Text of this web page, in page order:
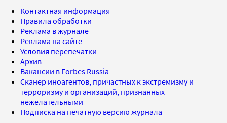
Контактная информация
Правила обработки
Реклама в журнале
Реклама на сайте
Условия перепечатки
Архив
Вакансии в Forbes Russia
Сканер иноагентов, причастных к экстремизму и
терроризму и организаций, признанных
нежелательными
Подписка на печатную версию журнала